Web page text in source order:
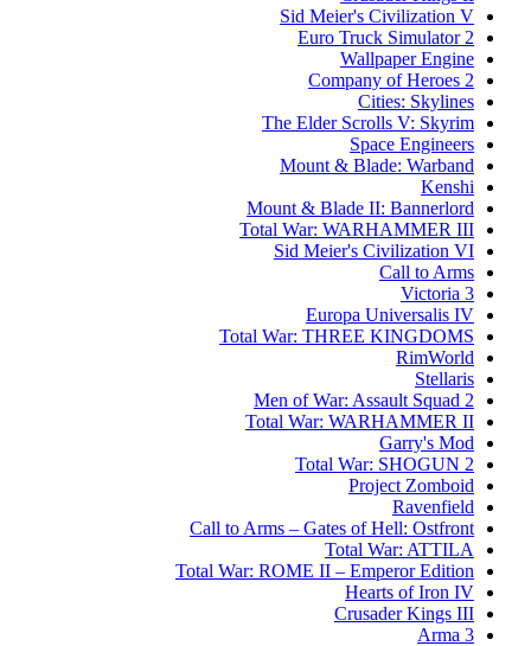
Sid Meier's Civilization V
Euro Truck Simulator 2
Wallpaper Engine
Company of Heroes 2
Cities: Skylines
The Elder Scrolls V: Skyrim
Space Engineers
Mount & Blade: Warband
Kenshi
Mount & Blade II: Bannerlord
Total War: WARHAMMER III
Sid Meier's Civilization VI
Call to Arms
Victoria 3
Europa Universalis IV
Total War: THREE KINGDOMS
RimWorld
Stellaris
Men of War: Assault Squad 2
Total War: WARHAMMER II
Garry's Mod
Total War: SHOGUN 2
Project Zomboid
Ravenfield
Call to Arms – Gates of Hell: Ostfront
Total War: ATTILA
Total War: ROME II – Emperor Edition
Hearts of Iron IV
Crusader Kings III
Arma 3